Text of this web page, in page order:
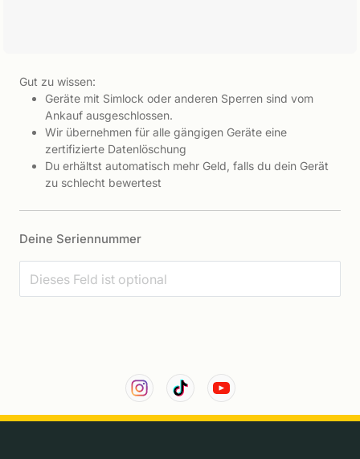
Gut zu wissen:
Geräte mit Simlock oder anderen Sperren sind vom
Ankauf ausgeschlossen.
Wir übernehmen für alle gängigen Geräte eine
zertifizierte Datenlöschung
Du erhältst automatisch mehr Geld, falls du dein Gerät
zu schlecht bewertest
Deine Seriennummer